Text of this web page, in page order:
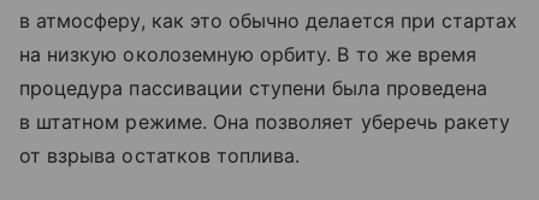
в атмосферу, как это обычно делается при стартах
на низкую околоземную орбиту. В то же время
процедура пассивации ступени была проведена
в штатном режиме. Она позволяет уберечь ракету
от взрыва остатков топлива.